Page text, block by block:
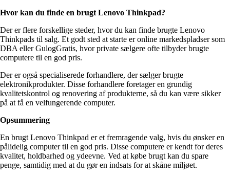
Hvor kan du finde en brugt Lenovo Thinkpad?
Der er flere forskellige steder, hvor du kan finde brugte Lenovo
Thinkpads til salg. Et godt sted at starte er online markedspladser som
DBA eller GulogGratis, hvor private sælgere ofte tilbyder brugte
computere til en god pris.
Der er også specialiserede forhandlere, der sælger brugte
elektronikprodukter. Disse forhandlere foretager en grundig
kvalitetskontrol og renovering af produkterne, så du kan være sikker
på at få en velfungerende computer.
Opsummering
En brugt Lenovo Thinkpad er et fremragende valg, hvis du ønsker en
pålidelig computer til en god pris. Disse computere er kendt for deres
kvalitet, holdbarhed og ydeevne. Ved at købe brugt kan du spare
penge, samtidig med at du gør en indsats for at skåne miljøet.